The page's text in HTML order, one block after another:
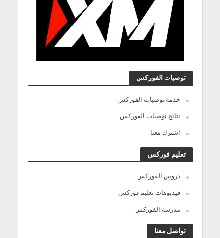
توصيات الفوركس
خدمة توصيات الفوركس
نتائج توصيات الفوركس
اشترك معنا
تعليم فوركس
دروس الفوركس
فيديوهات تعليم فوركس
مدرسة الفوركس
تواصل معنا